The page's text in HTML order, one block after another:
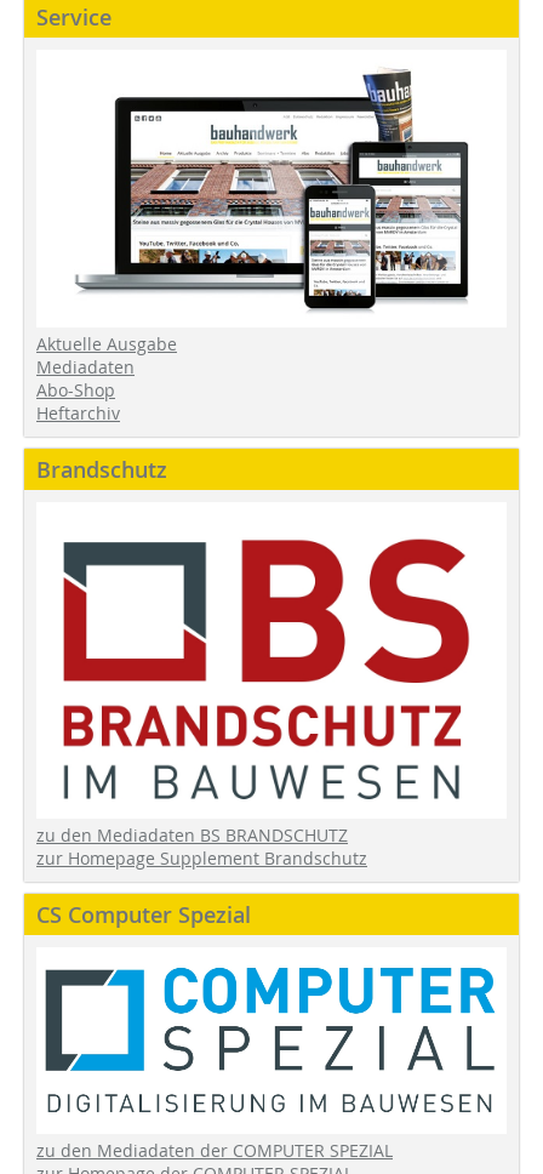
Service
Aktuelle Ausgabe
Mediadaten
Abo-Shop
Heftarchiv
Brandschutz
zu den Mediadaten BS BRANDSCHUTZ
zur Homepage Supplement Brandschutz
CS Computer Spezial
zu den Mediadaten der COMPUTER SPEZIAL